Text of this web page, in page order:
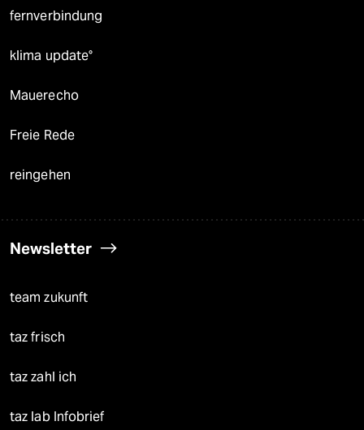
fernverbindung
klima update°
Mauerecho
Freie Rede
reingehen
Newsletter
team zukunft
taz frisch
taz zahl ich
taz lab Infobrief